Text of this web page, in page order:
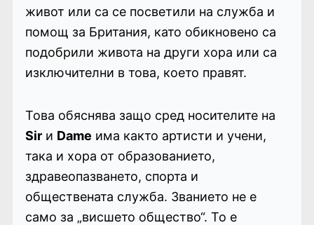
живот или са се посветили на служба и
помощ за Британия, като обикновено са
подобрили живота на други хора или са
изключителни в това, което правят.
Това обяснява защо сред носителите на
Sirи Dame има както артисти и учени,
така и хора от образованието,
здравеопазването, спорта и
обществената служба. Званието не е
само за „висшето общество“. То е